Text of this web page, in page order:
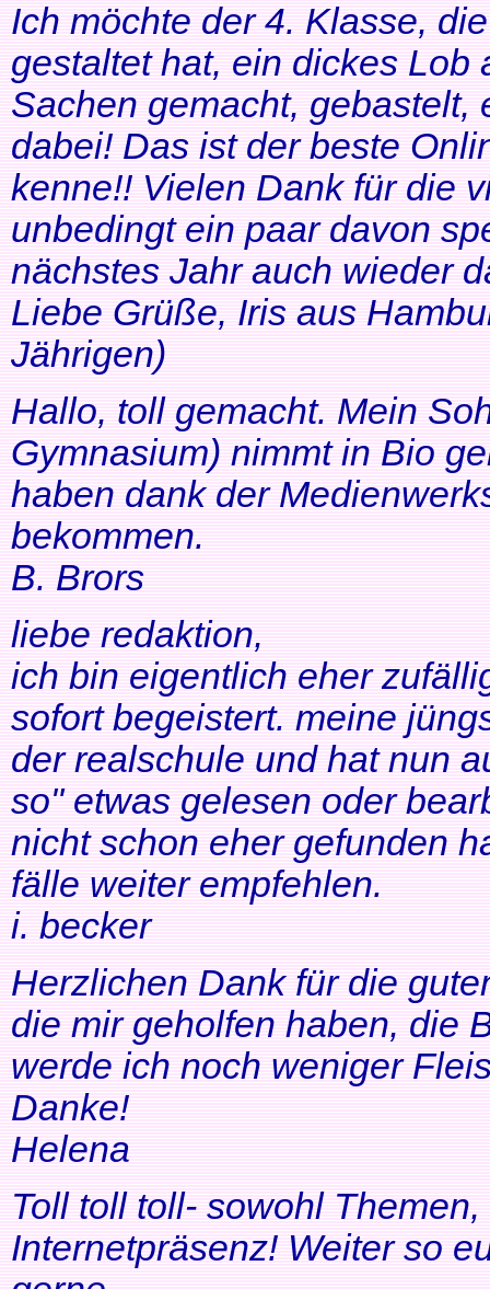
Ich möchte der 4. Klasse,
gestaltet hat, ein dickes Lob
Sachen gemacht, gebastelt,
dabei! Das ist der beste
kenne!! Vielen Dank für die
unbedingt ein paar davon
nächstes Jahr auch wieder
Liebe Grüße, Iris aus
Jährigen)
Hallo, toll gemacht. Mein
Gymnasium) nimmt in Bio
haben dank der
bekommen.
B. Brors
liebe redaktion,
ich bin eigentlich eher
sofort begeistert. meine
der realschule und hat nun
so" etwas gelesen oder
nicht schon eher gefunden
fälle weiter empfehlen.
i. becker
Herzlichen Dank für die
die mir geholfen haben, die
werde ich noch weniger
Danke!
Helena
Toll toll toll- sowohl
Internetpräsenz! Weiter so